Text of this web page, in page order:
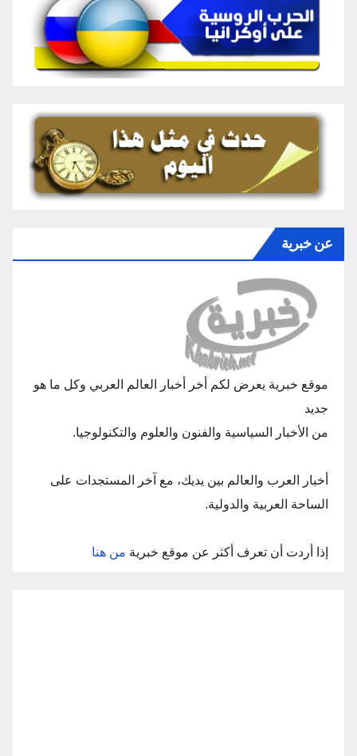
عن خبرية
موقع خبرية يعرض لكم أخر أخبار العالم العربي وكل ما هو
جديد
من الأخبار السياسية والفنون والعلوم والتكنولوجيا.
أخبار العرب والعالم بين يديك، مع آخر المستجدات على
الساحة العربية والدولية.
إذا أردت أن تعرف أكثر عن موقع خبرية من هنا